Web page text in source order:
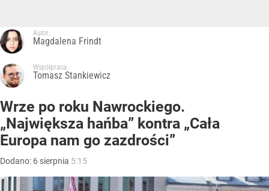
Autor:
Magdalena Frindt
Współpraca:
Tomasz Stankiewicz
Wrze po roku Nawrockiego.
„Największa hańba” kontra „Cała
Europa nam go zazdrości”
Dodano: 6 sierpnia 5:15